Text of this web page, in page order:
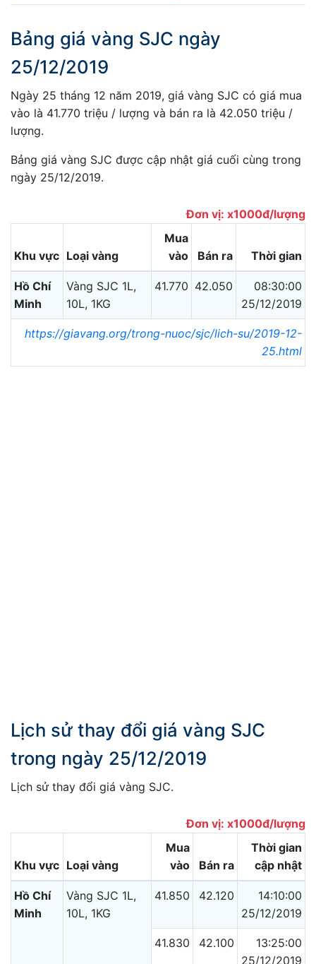
Bảng giá vàng SJC ngày
25/12/2019
Ngày 25 tháng 12 năm 2019, giá vàng SJC có giá mua
vào là 41.770 triệu / lượng và bán ra là 42.050 triệu /
lượng.
Bảng giá vàng SJC được cập nhật giá cuối cùng trong
ngày 25/12/2019.
Đơn vị: x1000đ/lượng
Khu vực Loại vàng
Mua
vào
Bán ra Thời gian
Hồ Chí
Minh
Vàng SJC 1L,
10L, 1KG
41.770 42.050
08:30:00
25/12/2019
https://giavang.org/trong-nuoc/sjc/lich-su/2019-12-
25.html
Lịch sử thay đổi giá vàng SJC
trong ngày 25/12/2019
Lịch sử thay đổi giá vàng SJC.
Đơn vị: x1000đ/lượng
Khu vực Loại vàng
Mua
vào
Bán ra
Thời gian
cập nhật
Hồ Chí
Minh
Vàng SJC 1L,
10L, 1KG
41.850 42.120
14:10:00
25/12/2019
41.830 42.100
13:25:00
25/12/2019